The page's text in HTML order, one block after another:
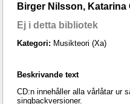
Birger Nilsson, Katarina
Ej i detta bibliotek
Kategori: Musikteori (Xa)
Beskrivande text
CD:n innehåller alla vårlåtar ur
singbackversioner.